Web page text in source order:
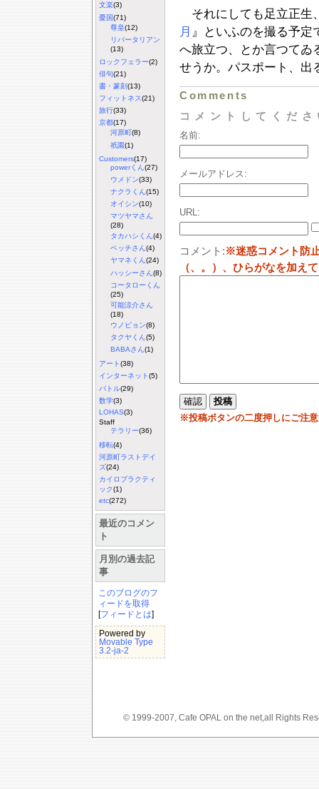
文楽(3)
憂国(71)
尊皇(12)
リバータリアン
(13)
ロックフェラー(2)
俳句(21)
書・篆刻(13)
フィットネス(21)
旅行(33)
京都(17)
河原町 (8)
祇園(1)
Customers(17)
powerくん (27)
ウメドン(33)
ナクラくん (15)
オイシン(10)
マツヤマさん
(28)
タカハシくん(4)
ベッチさん(4)
ヤマネくん(24)
ハッシーさん (8)
コータローくん
(25)
可能涼介さん
(18)
ウノピョン(8)
タクヤくん (5)
BABAさん (1)
アート(38)
インターネット(5)
バトル(29)
数学(3)
LOHAS(3)
Staff
テラリー(36)
移転(4)
河原町ラストデイ
ズ(24)
カイロプラクティ
ック(1)
etc(272)
最近のコメン
ト
月別の過去記
事
このブログのフ
ィードを取得
[フィードとは]
Powered by
Movable Type
3.2-ja-2
それにしても足立正生
月 』といふのを撮る予定
へ旅立つ、とか言つてゐ
せうか。パスポート、出
Comments
コメントしてくだ
名前:
メールアドレス:
URL:
コメント:※迷惑コメント防
（、。）、ひらがなを加え
※投稿ボタンの二度押しにご注
© 1999-2007, Cafe OPAL on the net,all Rights